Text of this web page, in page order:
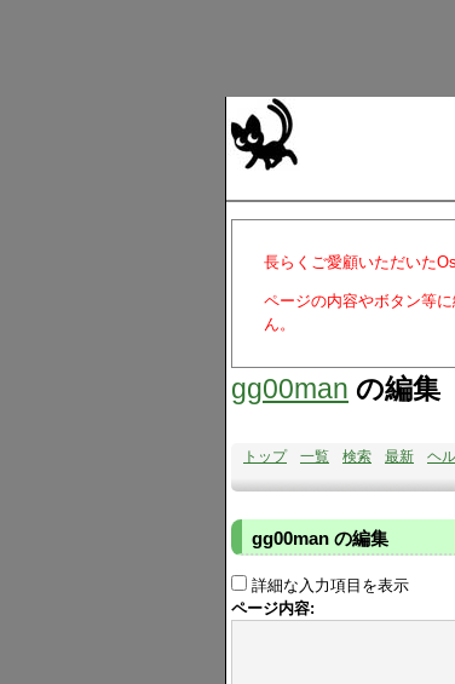
長らくご愛顧いただいた
ページの内容やボタン等
ん。
gg00man の編集
トップ 一覧 検索 最新
ヘ
gg00man の編集
詳細な入力項目を表示
ページ内容: